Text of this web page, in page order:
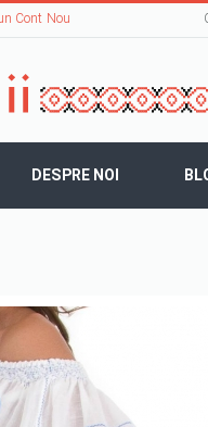
Cont Nou
DESPRE NOI